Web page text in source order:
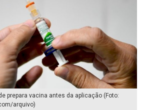
prepara vacina antes da aplicação (Foto:
arquivo)